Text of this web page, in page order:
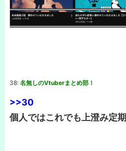
38: 名無しのVtuberまとめ部！
>>30
個人ではこれでも上澄み定期